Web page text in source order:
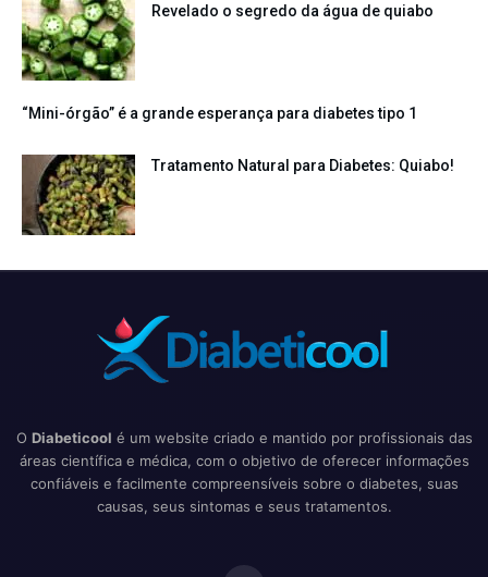
Revelado o segredo da água de quiabo
“Mini-órgão” é a grande esperança para diabetes tipo 1
Tratamento Natural para Diabetes: Quiabo!
O Diabeticool é um website criado e mantido por profissionais das
áreas científica e médica, com o objetivo de oferecer informações
confiáveis e facilmente compreensíveis sobre o diabetes, suas
causas, seus sintomas e seus tratamentos.